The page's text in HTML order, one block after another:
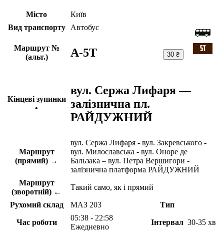
Місто
Київ
Вид транспорту
Автобус
Маршрут №
(альт.)
A-5Т 30 ₴
Кінцеві зупинки
•
вул. Сержа Лифаря —
залізнична пл.
РАЙДУЖНИЙ
Маршрут
(прямий) →
вул. Сержа Лифаря - вул. Закревського -
вул. Милославська - вул. Оноре де
Бальзака – вул. Петра Вершигори -
залізнична платформа РАЙДУЖНИЙ
Маршрут
(зворотній) ←
Такий само, як і прямий
Рухомий склад МАЗ 203 Тип
Час роботи
05:38 - 22:58
Ежедневно
Інтервал 30-35 хв